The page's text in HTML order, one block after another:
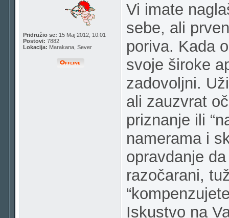
Pridružio se: 15 Maj 2012, 10:01
Postovi: 7882
Lokacija: Marakana, Sever
Vi imate
sebe, ali
poriva. Kada
svoje široke
zadovoljni.
ali zauzvrat
priznanje ili
namerama i
opravdanje
razočarani,
Iskustvo na